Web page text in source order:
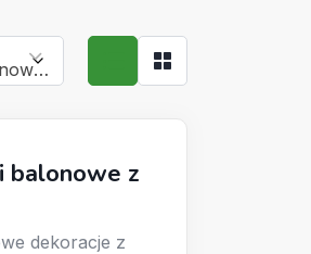
Ostatnio dodane (najnowsze)
balonowe z
dekoracje z